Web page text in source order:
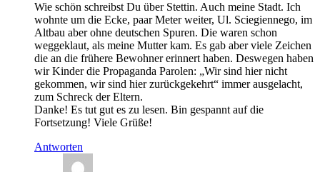
Wie schön schreibst Du über Stettin. Auch meine Stadt. Ich
wohnte um die Ecke, paar Meter weiter, Ul. Sciegiennego, im
Altbau aber ohne deutschen Spuren. Die waren schon
weggeklaut, als meine Mutter kam. Es gab aber viele Zeichen
die an die frühere Bewohner erinnert haben. Deswegen haben
wir Kinder die Propaganda Parolen: „Wir sind hier nicht
gekommen, wir sind hier zurückgekehrt“ immer ausgelacht,
zum Schreck der Eltern.
Danke! Es tut gut es zu lesen. Bin gespannt auf die
Fortsetzung! Viele Grüße!
Antworten